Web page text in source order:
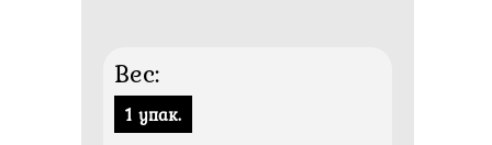
Вес:
1 упак.